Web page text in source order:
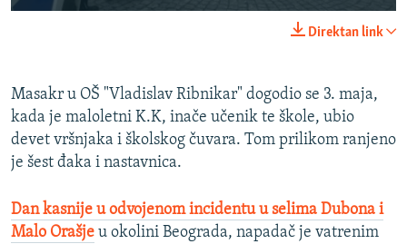
Auto
720p 1080p
720p
1080p
Direktan link
Masakr u OŠ "Vladislav Ribnikar" dogodio se 3. maja,
kada je maloletni K.K, inače učenik te škole, ubio
devet vršnjaka i školskog čuvara. Tom prilikom ranjeno
je šest đaka i nastavnica.
Dan kasnije u odvojenom incidentu u selima Dubona i
Malo Orašje u okolini Beograda, napadač je vatrenim